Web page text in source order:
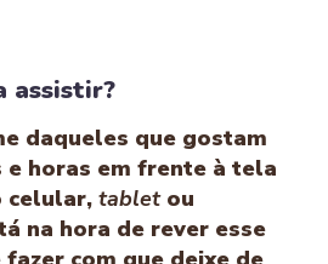
assistir?
daqueles que gostam
e horas em frente à tela
celular, tabletou
na hora de rever esse